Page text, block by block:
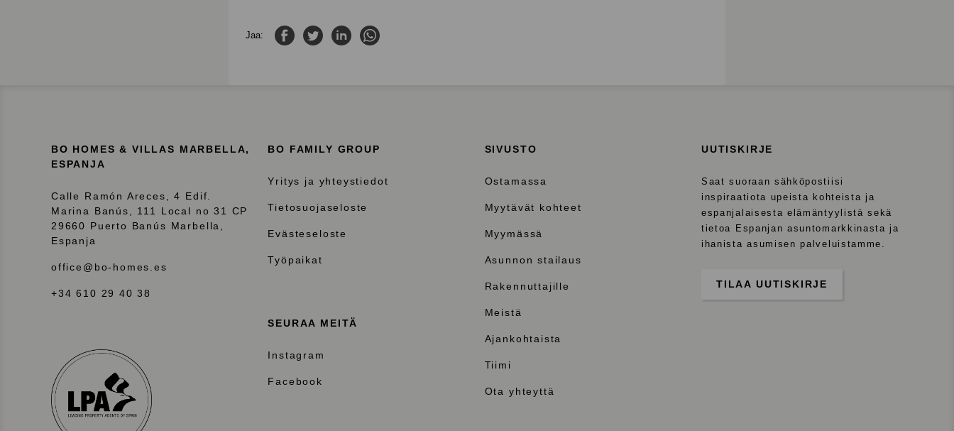
Jaa:
Jaa Facebookissa
Jaa TwitterissäJaa LinkedInissä
BO HOMES & VILLAS MARBELLA,
ESPANJA
Calle Ramón Areces, 4 Edif.
Marina Banús, 111 Local no 31 CP
29660 Puerto Banús Marbella,
Espanja
office@bo-homes.es
+34 610 29 40 38
BO FAMILY GROUP
Yritys ja yhteystiedot
Tietosuojaseloste
Evästeseloste
Työpaikat
SEURAA MEITÄ
Instagram
Facebook
SIVUSTO
Ostamassa
Myytävät kohteet
Myymässä
Asunnon stailaus
Rakennuttajille
Meistä
Ajankohtaista
Tiimi
Ota yhteyttä
UUTISKIRJE
Saat suoraan sähköpostiisi
inspiraatiota upeista kohteista ja
espanjalaisesta elämäntyylistä sekä
tietoa Espanjan asuntomarkkinasta ja
ihanista asumisen palveluistamme.
TILAA UUTISKIRJE